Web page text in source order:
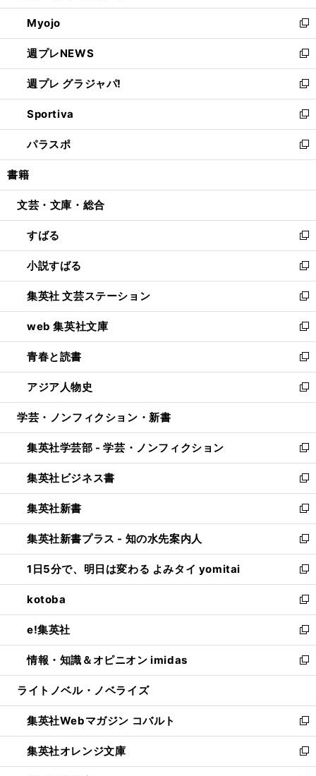
開
く
ウ
で
開
く
ン
ド
ウ
で
開
く
ウ
ィ
ン
ド
ウ
で
開
く
Myojo
新
し
い
ウ
ィ
ン
ド
ウ
で
開
週プレNEWS
新
し
い
ウ
ィ
ン
ド
ウ
開
週プレ グラジャパ!
新
し
い
ウ
ィ
ン
ウ
開
く
Sportiva
新
し
い
ウ
ン
ウ
で
開
く
パラスポ
新
し
ウ
ン
ド
ウ
で
開
く
書籍
文芸・文庫・総合
すばる
新
し
い
ウ
ィ
ン
ド
ウ
で
開
く
小説すばる
新
し
い
ウ
ィ
ン
ド
ウ
で
開
集英社 文芸ステーション
新
し
い
ウ
ィ
ン
ド
ウ
開
く
web 集英社文庫
新
し
い
ウ
ィ
ン
ウ
で
開
く
青春と読書
新
し
い
ウ
ン
ド
ウ
で
開
く
アジア人物史
新
し
ウ
ィ
ン
ド
ウ
で
開
く
学芸・ノンフィクション・新書
集英社学芸部 - 学芸・ノンフィクション
新
し
い
ウ
ィ
ン
ド
ウ
で
開
く
集英社ビジネス書
新
し
い
ウ
ィ
ン
ド
ウ
で
開
く
集英社新書
新
し
い
ウ
ィ
ン
ド
ウ
で
開
く
集英社新書プラス - 知の水先案内人
新
し
い
ウ
ィ
ン
ド
ウ
で
開
1日5分で、明日は変わる よみタイ yomitai
新
し
い
ウ
ィ
ン
ド
ウ
開
く
kotoba
新
し
い
ウ
ィ
ン
ウ
で
開
く
e!集英社
新
し
い
ウ
ン
ド
ウ
で
開
情報・知識＆オピニオン imidas
新
し
ウ
ィ
ン
ド
ウ
ライトノベル・ノベライズ
集英社Webマガジン コバルト
新
し
い
ウ
集英社オレンジ文庫
新
し